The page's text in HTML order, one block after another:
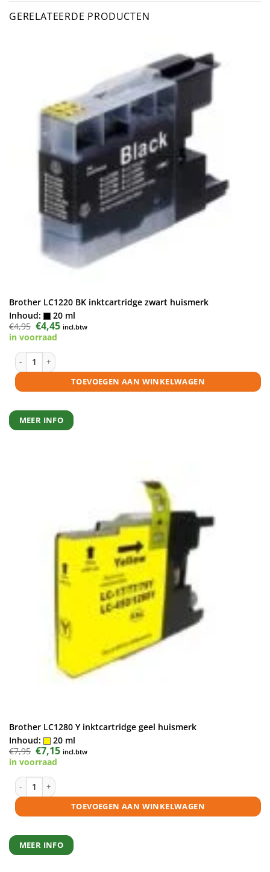
GERELATEERDE PRODUCTEN
Brother LC1220 BK inktcartridge zwart huismerk
Inhoud:
20 ml
€4,95 Oorspronkelijke
prijs
was:
€4,45Huidige
prijs
incl.btw
in voorraad
Brother LC1220 BK inktcartridge zwart huismerk aantal
TOEVOEGEN AAN WINKELWAGEN
MEER INFO
Brother LC1280 Y inktcartridge geel huismerk
Inhoud:
20 ml
€7,95 Oorspronkelijke
prijs
was:
€7,15Huidige
prijs
incl.btw
in voorraad
Brother LC1280 Y inktcartridge geel huismerk aantal
TOEVOEGEN AAN WINKELWAGEN
MEER INFO